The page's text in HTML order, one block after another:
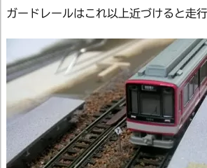
ガードレールはこれ以上近づけると走